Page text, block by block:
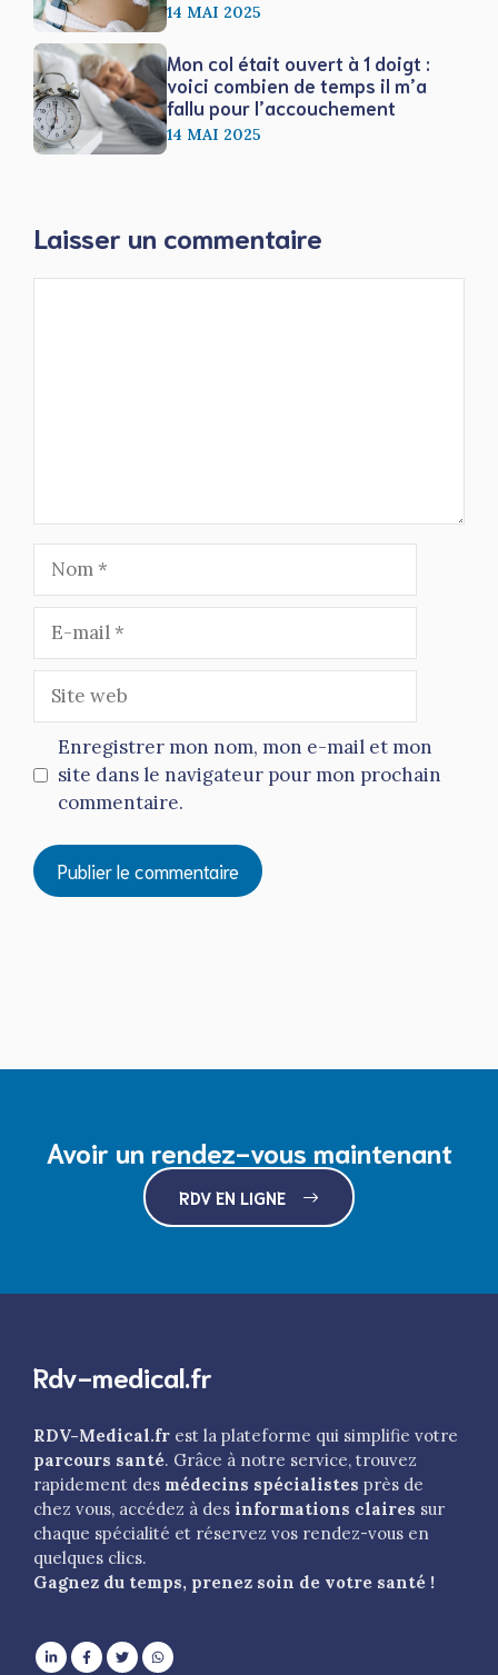
14 MAI 2025
Mon col était ouvert à 1 doigt :
voici combien de temps il m’a
fallu pour l’accouchement
14 MAI 2025
Laisser un commentaire
mail
web
Enregistrer mon nom, mon e-mail et mon
site dans le navigateur pour mon prochain
commentaire.
Avoir un rendez-vous maintenant
RDV EN LIGNE
Rdv-medical.fr
RDV-Medical.fr est la plateforme qui simplifie votre
parcours santé. Grâce à notre service, trouvez
rapidement des médecins spécialistes près de
chez vous, accédez à des informations claires sur
chaque spécialité et réservez vos rendez-vous en
quelques clics.
Gagnez du temps, prenez soin de votre santé !